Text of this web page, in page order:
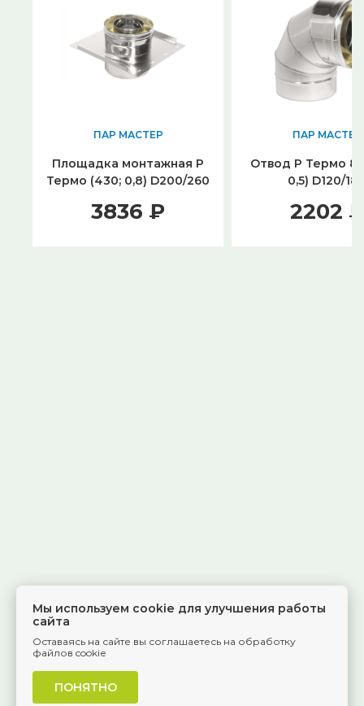
ПАР МАСТЕР
Площадка монтажная Р
Термо (430; 0,8) D200/260
3836 ₽
ПАР МАСТЕР
Отвод Р Термо
0,5) D120/
2202 ₽
Мы используем cookie для улучшения работы
сайта
Оставаясь на сайте вы соглашаетесь на обработку
файлов cookie
ПОНЯТНО